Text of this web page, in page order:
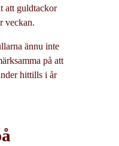
att guldtackor
veckan.
ännu inte
på att
hittills i år